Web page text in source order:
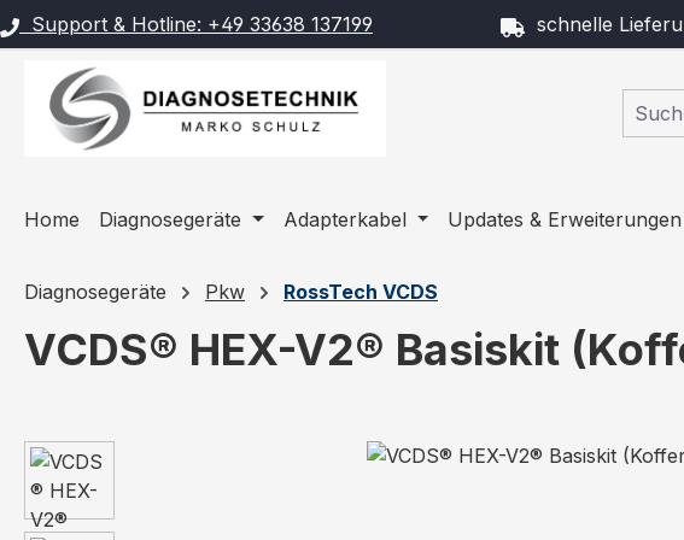
Hauptinhalt springen
Zur Suche springen
Zur Hauptnavigation springen
Support & Hotline: +49 33638 137199 schnelle
Home Diagnosegeräte Adapterkabel Updates & Erweiterungen
Diagnosegeräte Pkw RossTech VCDS
VCDS® HEX-V2® Basiskit
Bildergalerie überspringen